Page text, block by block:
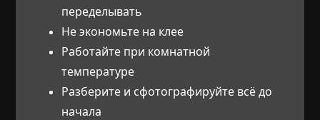
переделывать
Не экономьте на клее
Работайте при комнатной
температуре
Разберите и сфотографируйте всё до
начала